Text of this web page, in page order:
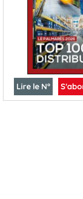
Lire le N°